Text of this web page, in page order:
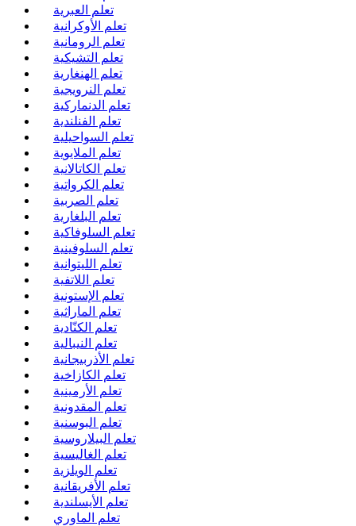
تعلم العبرية
تعلم الأوكرانية
تعلم الرومانية
تعلم التشيكية
تعلم الهنغارية
تعلم النرويجية
تعلم الدنماركية
تعلم الفنلندية
تعلم السواحيلية
تعلم الملايوية
تعلم الكاتالانية
تعلم الكرواتية
تعلم الصربية
تعلم البلغارية
تعلم السلوفاكية
تعلم السلوفينية
تعلم الليتوانية
تعلم اللاتفية
تعلم الإستونية
تعلم الماراثية
تعلم الكنّادية
تعلم النيبالية
تعلم الأذربيجانية
تعلم الكازاخية
تعلم الأرمينية
تعلم المقدونية
تعلم البوسنية
تعلم البيلاروسية
تعلم الغاليسية
تعلم الويلزية
تعلم الأفريقانية
تعلم الأيسلندية
تعلم الماوري